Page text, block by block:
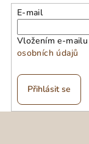
E-mail
Vložením e-
osobních údajů
Přihlásit se